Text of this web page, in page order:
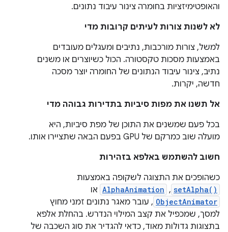
והאופטימיזציות בחומרה צינור עיבוד נתונים.
לא לשנות צורות לעיתים קרובות מדי
למשל, צורות מורכבות, נתיבים ומעגלים מעובדים
באמצעות מסכות טקסטורה. הכול כשיוצרים או משנים
נתיב, צינור עיבוד הנתונים של החומרה יוצר מסכה
חדשה, יקרות.
אל תשנו את מפות סיביות בתדירות גבוהה מדי
בכל פעם שמשנים את התוכן של מפת סיביות, היא
מועלה שוב כמרקם של GPU בפעם הבאה שתציירו אותו.
חשוב להשתמש באלפא בזהירות
כשהופכים את התצוגה לשקופה באמצעות
setAlpha()
,
AlphaAnimation או
ObjectAnimator , עובר מאגר נתונים זמני מחוץ
למסך, שמכפיל את קצב המילוי הנדרש. בהחלת אלפא
בתצוגות גדולות מאוד, כדאי להגדיר את סוג השכבה של